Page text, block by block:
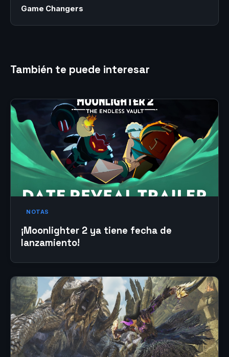
Game Changers
También te puede interesar
NOTAS
¡Moonlighter 2 ya tiene fecha de
lanzamiento!